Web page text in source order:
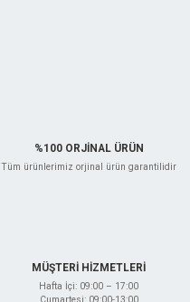
%100 ORJİNAL ÜRÜN
Tüm ürünlerimiz orjinal ürün garantilidir
MÜŞTERİ HİZMETLERİ
Hafta İçi: 09:00 – 17:00
Cumartesi: 09:00-13:00